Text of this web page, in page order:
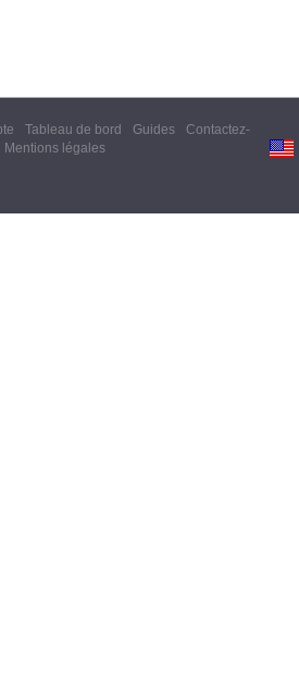
Tableau de bord Guides
Contactez-
Mentions légales